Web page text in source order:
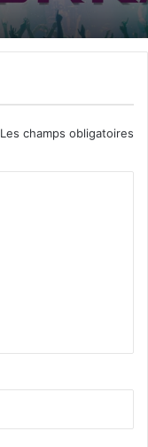
Les champs obligatoires